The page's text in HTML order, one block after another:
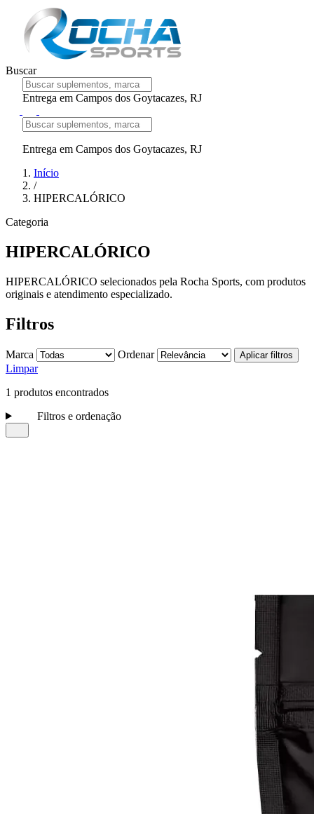
Buscar
Entrega em Campos dos Goytacazes, RJ
Entrega em Campos dos Goytacazes, RJ
Início
/
HIPERCALÓRICO
Categoria
HIPERCALÓRICO
HIPERCALÓRICO selecionados pela Rocha Sports, com produtos
originais e atendimento especializado.
Filtros
Marca Ordenar Aplicar filtros
Limpar
1 produtos encontrados
Filtros e ordenação